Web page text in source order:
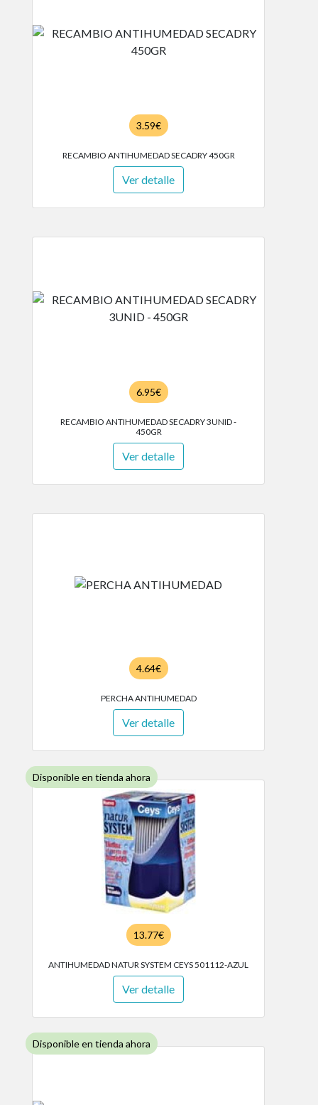
3.59€
RECAMBIO ANTIHUMEDAD SECADRY 450GR
Ver detalle
6.95€
RECAMBIO ANTIHUMEDAD SECADRY 3UNID -
450GR
Ver detalle
4.64€
PERCHA ANTIHUMEDAD
Ver detalle
Disponible en tienda ahora
13.77€
ANTIHUMEDAD NATUR SYSTEM CEYS 501112-AZUL
Ver detalle
Disponible en tienda ahora